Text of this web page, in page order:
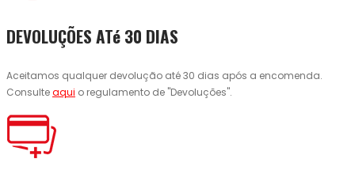
DEVOLUÇÕES ATé 30 DIAS
Aceitamos qualquer devolução até 30 dias após a encomenda.
Consulteaqui o regulamento de "Devoluções".